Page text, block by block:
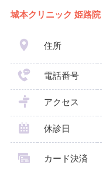
城本クリニック 姫路院
住所
電話番号
アクセス
休診日
カード決済